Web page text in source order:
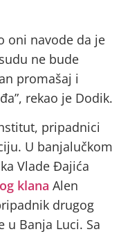
oni navode da je
ne bude
promašaj i
rekao je Dodik.
pripadnici
U banjalučkom
Vlade Đajića
klana Alen
drugog
u Banja Luci. Sa